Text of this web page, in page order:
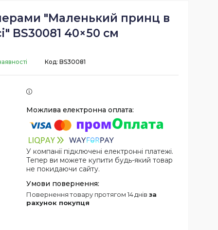
"Маленький принц в
BS30081 40×50 см
Код: BS30081
У компанії підключені електронні платежі.
Тепер ви можете купити будь-який товар
не покидаючи сайту.
повернення товару протягом 14 днів за
рахунок покупця